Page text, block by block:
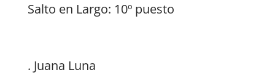
Salto en Largo: 10º puesto
. Juana Luna